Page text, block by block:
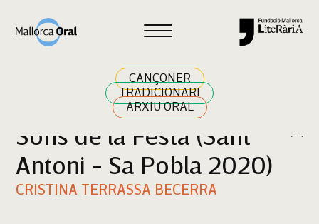
CANÇONER
TRADICIONARI
ARXIU ORAL
Cercar
Sons de la Festa (Sant
Antoni - Sa Pobla 2020)
CRISTINA TERRASSA BECERRA